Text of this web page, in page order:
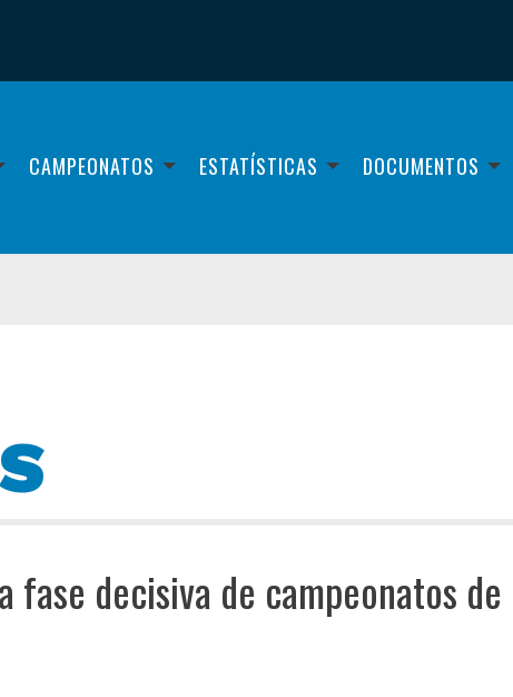
CAMPEONATOS ESTATÍSTICAS DOCUMENTOS
fase decisiva de campeonatos de